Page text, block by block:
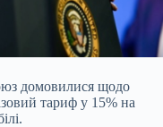
домовилися щодо
тариф у 15% на